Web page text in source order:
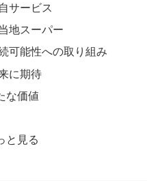
サービス
地スーパー
可能性への取り組み
に期待
な価値
と見る